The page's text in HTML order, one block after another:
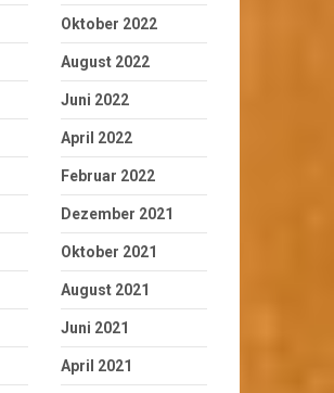
Oktober 2022
August 2022
Juni 2022
April 2022
Februar 2022
Dezember 2021
Oktober 2021
August 2021
Juni 2021
April 2021